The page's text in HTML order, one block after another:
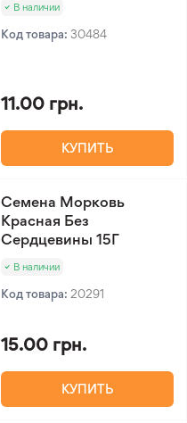
В наличии
Код товара: 30484
11.00 грн.
КУПИТЬ
Семена Морковь
Красная Без
Сердцевины 15Г
В наличии
Код товара: 20291
15.00 грн.
КУПИТЬ